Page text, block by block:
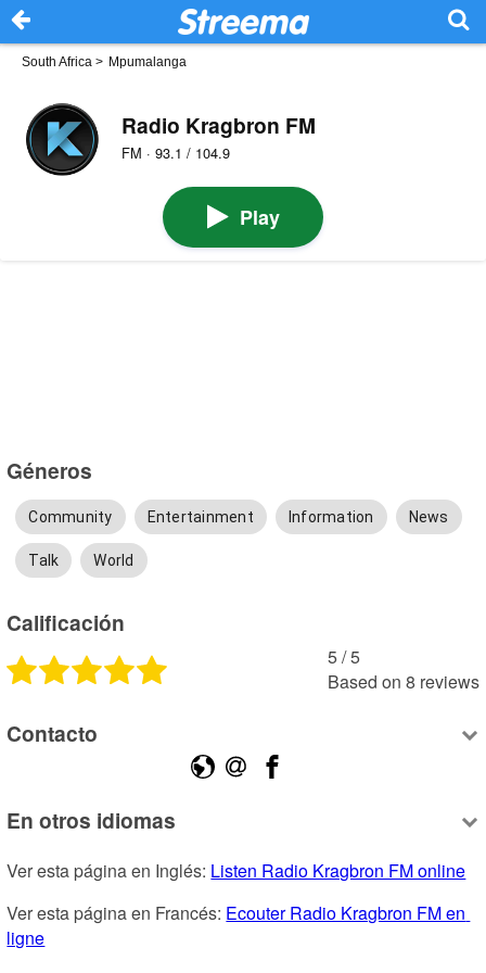
South Africa > Mpumalanga
Radio Kragbron FM
FM · 93.1 / 104.9
Play
Géneros
Community Entertainment Information News
Talk World
Calificación
5 /5
Based on 8 reviews
Contacto
En otros idiomas
Ver esta página en Inglés: Listen Radio Kragbron FM online
Ver esta página en Francés: Ecouter Radio Kragbron FM en
ligne